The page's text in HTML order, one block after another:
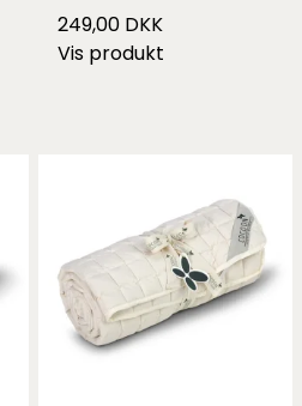
249,00 DKK
Vis produkt